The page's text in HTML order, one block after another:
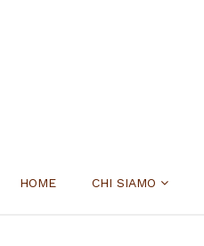
HOME CHI SIAMO